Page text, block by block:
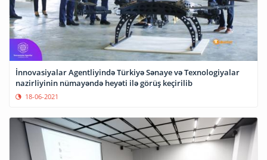
İnnovasiyalar Agentliyində Türkiyə Sənaye və Texnologiyalar
nazirliyinin nümayəndə heyəti ilə görüş keçirilib
18-06-2021